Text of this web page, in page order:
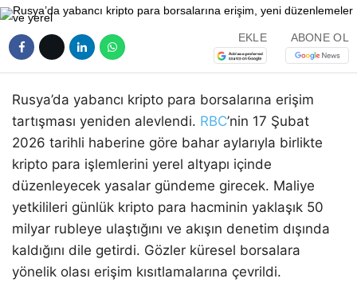
EKLE ABONE OL
Rusya’da yabancı kripto para borsalarına erişim
tartışması yeniden alevlendi. RBC’nin 17 Şubat
2026 tarihli haberine göre bahar aylarıyla birlikte
kripto para işlemlerini yerel altyapı içinde
düzenleyecek yasalar gündeme girecek. Maliye
yetkilileri günlük kripto para hacminin yaklaşık 50
milyar rubleye ulaştığını ve akışın denetim dışında
kaldığını dile getirdi. Gözler küresel borsalara
yönelik olası erişim kısıtlamalarına çevrildi.